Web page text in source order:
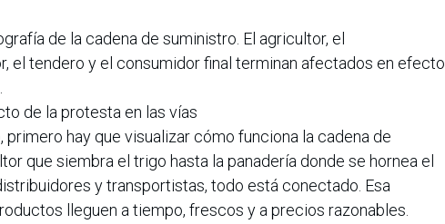
de la cadena de suministro. El agricultor, el
el tendero y el consumidor final terminan afectados en efecto
de la protesta en las vías
primero hay que visualizar cómo funciona la cadena de
que siembra el trigo hasta la panadería donde se hornea el
y transportistas, todo está conectado. Esa
lleguen a tiempo, frescos y a precios razonables.